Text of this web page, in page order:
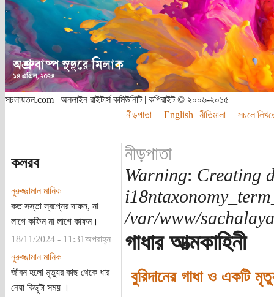
সচলায়তন.com | অনলাইন রাইটার্স কমিউনিটি | কপিরাইট © ২০০৬-২০১৫
নীড়পাতা
English নীতিমালা সচলে
কলরব
নুরুজ্জামান মানিক
কত সস্তা স্বপ্নের দাফন, না
লাগে কফিন না লাগে কাফন।
18/11/2024 - 11:31অপরাহ্ন
নুরুজ্জামান মানিক
জীবন হলো মৃত্যুর কাছ থেকে ধার
নেয়া কিছুটা সময় ।
নীড়পাতা
Warning: Creating
/var/www/
গাধার আত্মকাহিনী
বুরিদানের গাধা ও একটি